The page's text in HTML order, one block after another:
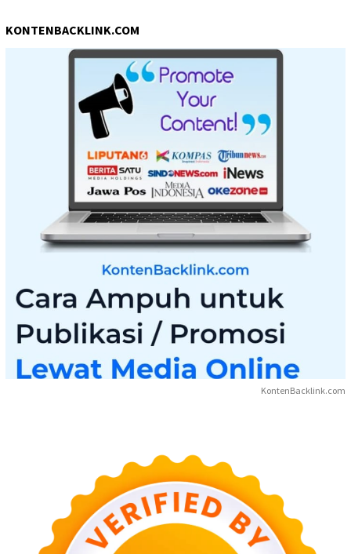
KONTENBACKLINK.COM
KontenBacklink.com